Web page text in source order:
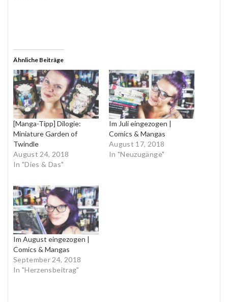
Ähnliche Beiträge
[Manga-Tipp] Dilogie:
Miniature Garden of
Twindle
August 24, 2018
In "Dies & Das"
Im Juli eingezogen |
Comics & Mangas
August 17, 2018
In "Neuzugänge"
Im August eingezogen |
Comics & Mangas
September 24, 2018
In "Herzensbeitrag"